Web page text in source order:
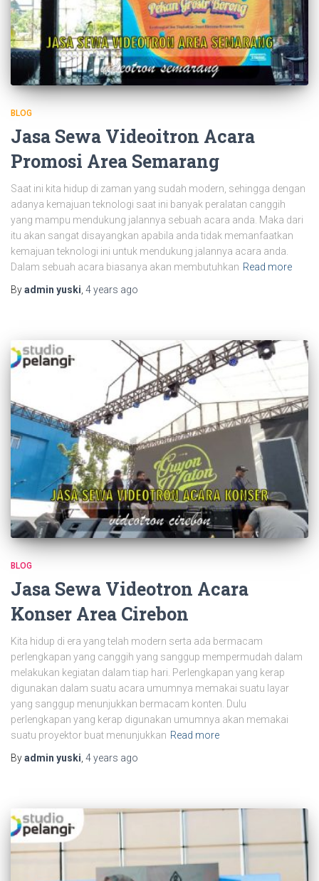
BLOG
Jasa Sewa Videoitron Acara
Promosi Area Semarang
Saat ini kita hidup di zaman yang sudah modern, sehingga dengan
adanya kemajuan teknologi saat ini banyak peralatan canggih
yang mampu mendukung jalannya sebuah acara anda. Maka dari
itu akan sangat disayangkan apabila anda tidak memanfaatkan
kemajuan teknologi ini untuk mendukung jalannya acara anda.
Dalam sebuah acara biasanya akan membutuhkan Read more
Byadmin yuski 4 years ago
BLOG
Jasa Sewa Videotron Acara
Konser Area Cirebon
Kita hidup di era yang telah modern serta ada bermacam
perlengkapan yang canggih yang sanggup mempermudah dalam
melakukan kegiatan dalam tiap hari. Perlengkapan yang kerap
digunakan dalam suatu acara umumnya memakai suatu layar
yang sanggup menunjukkan bermacam konten. Dulu
perlengkapan yang kerap digunakan umumnya akan memakai
suatu proyektor buat menunjukkan Read more
Byadmin yuski, 4 years ago